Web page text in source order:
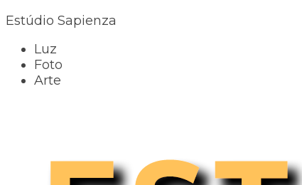
Estúdio Sapienza
Luz
Foto
Arte